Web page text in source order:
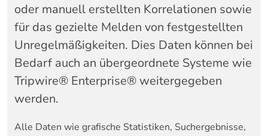
oder manuell erstellten Korrelationen sowie
für das gezielte Melden von festgestellten
Unregelmäßigkeiten. Dies Daten können bei
Bedarf auch an übergeordnete Systeme wie
Tripwire® Enterprise® weitergegeben
werden.
Alle Daten wie grafische Statistiken, Suchergebnisse,